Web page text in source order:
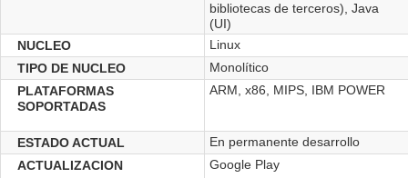
bibliotecas de terceros), Java
(UI)
NUCLEO
Linux
TIPO DE NUCLEO
Monolítico
PLATAFORMAS
SOPORTADAS
ARM, x86, MIPS, IBM POWER
ESTADO ACTUAL
En permanente desarrollo
ACTUALIZACION
Google Play